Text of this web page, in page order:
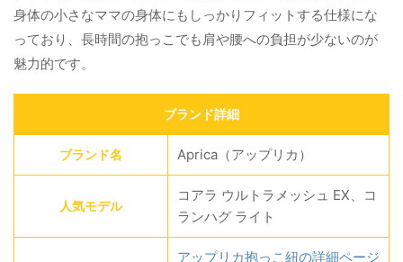
身体の小さなママの身体にもしっかりフィットする仕様にな
っており、長時間の抱っこでも肩や腰への負担が少ないのが
魅力的です。
ブランド詳細
ブランド名 Aprica（アップリカ）
人気モデル
コアラ ウルトラメッシュ EX、コ
ランハグ ライト
アップリカ抱っこ紐の詳細ページ